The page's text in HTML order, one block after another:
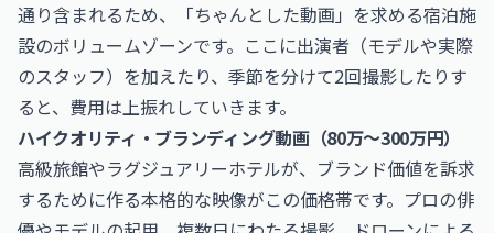
通り含まれるため、「ちゃんとした動画」を求める宿泊施
設のボリュームゾーンです。ここに出演者（モデルや実際
のスタッフ）を加えたり、季節を分けて2回撮影したりす
ると、費用は上振れしていきます。
ハイクオリティ・ブランディング動画（80万〜300万円）
高級旅館やラグジュアリーホテルが、ブランド価値を訴求
するために作る本格的な映像がこの価格帯です。プロの俳